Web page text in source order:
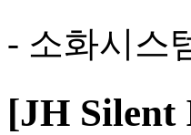
- 소화시스
[JH Silent